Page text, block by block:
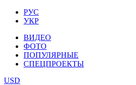
РУС
УКР
ВИДЕО
ФОТО
ПОПУЛЯРНЫЕ
СПЕЦПРОЕКТЫ
USD